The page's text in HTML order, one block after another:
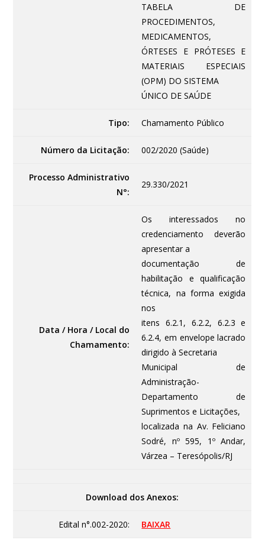
TABELA DE
PROCEDIMENTOS,
MEDICAMENTOS,
ÓRTESES E PRÓTESES E
MATERIAIS ESPECIAIS
(OPM) DO SISTEMA
ÚNICO DE SAÚDE
Tipo: Chamamento Público
Número da Licitação: 002/2020 (Saúde)
Processo Administrativo
N°:
29.330/2021
Data / Hora / Local do
Chamamento:
Os interessados no
credenciamento deverão
apresentar a
documentação de
habilitação e qualificação
técnica, na forma exigida
nos
itens 6.2.1, 6.2.2, 6.2.3 e
6.2.4, em envelope lacrado
dirigido à Secretaria
Municipal de
Administração-
Departamento de
Suprimentos e Licitações,
localizada na Av. Feliciano
Sodré, nº 595, 1º Andar,
Várzea – Teresópolis/RJ
Download dos Anexos:
Edital n°.002-2020: BAIXAR